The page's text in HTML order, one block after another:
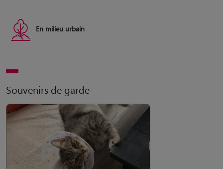
En milieu urbain
Souvenirs de garde